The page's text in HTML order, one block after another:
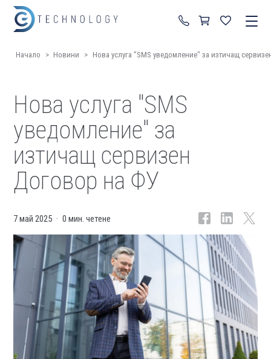
+359 87 822 99 92
Начало > Новини > Нова услуга "SMS уведомление" за изтичащ
Нова услуга "SMS
уведомление" за
изтичащ сервизен
Договор на ФУ
7 май 2025 0 мин. четене